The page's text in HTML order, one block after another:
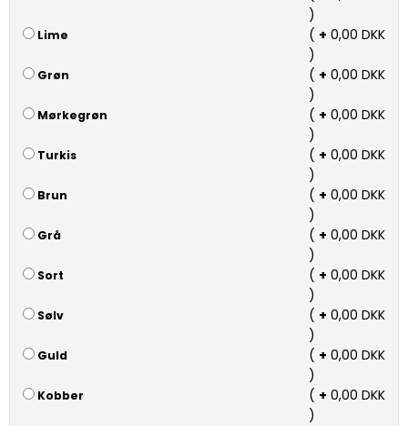
)
Lime ( + 0,00 DKK
)
Grøn ( + 0,00 DKK
)
Mørkegrøn ( + 0,00 DKK
)
Turkis ( + 0,00 DKK
)
Brun ( + 0,00 DKK
)
Grå ( + 0,00 DKK
)
Sort ( + 0,00 DKK
)
Sølv ( + 0,00 DKK
)
Guld ( + 0,00 DKK
)
Kobber ( + 0,00 DKK
)